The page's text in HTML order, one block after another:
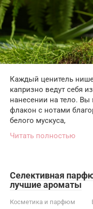
Каждый ценитель
капризно ведут себя
нанесении на тело.
флакон с нотами
белого мускуса,
Читать полностью
Селективная
лучшие ароматы
Косметика и парфюм